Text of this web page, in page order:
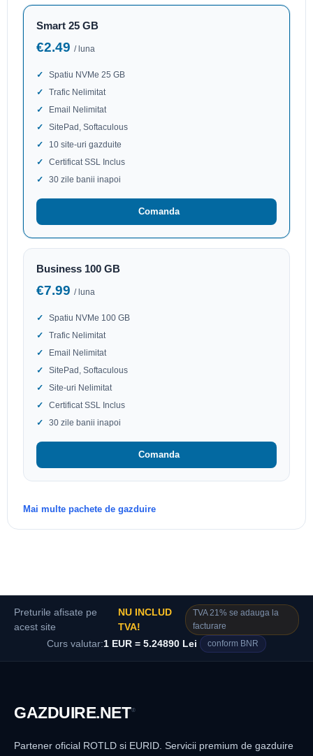
Smart 25 GB
€2.49 / luna
Spatiu NVMe 25 GB
Trafic Nelimitat
Email Nelimitat
SitePad, Softaculous
10 site-uri gazduite
Certificat SSL Inclus
30 zile banii inapoi
Comanda
Business 100 GB
€7.99 / luna
Spatiu NVMe 100 GB
Trafic Nelimitat
Email Nelimitat
SitePad, Softaculous
Site-uri Nelimitat
Certificat SSL Inclus
30 zile banii inapoi
Comanda
Mai multe pachete de gazduire
Preturile afisate pe
acest site
NU INCLUD
TVA!
TVA 21% se adauga la
facturare
Curs valutar:1 EUR = 5.24890 Lei conform BNR
GAZDUIRE.NET®
Partener oficial ROTLD si EURID. Servicii premium de gazduire